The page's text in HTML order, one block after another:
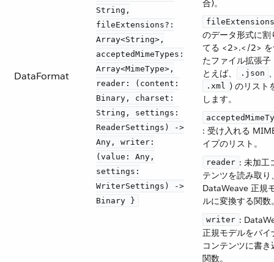
DataFormat
String,
fileExtensions?:
Array<String>,
acceptedMimeTypes:
Array<MimeType>,
reader: (content:
Binary, charset:
String, settings:
ReaderSettings) ->
Any, writer:
(value: Any,
settings:
WriterSettings) ->
Binary }
合)。
fileExtensions
のデータ形式に割
てる <2>.</2> を
たファイル拡張子
とえば、​
.json
.xml ​) のリスト
します。
: 受け入れる
イプのリスト。
reader ​: 未加工
テンツを読み取り
DataWeave 正規
ルに変換する関数
writer ​:
正規モデルをバイ
コンテンツに書き
関数。